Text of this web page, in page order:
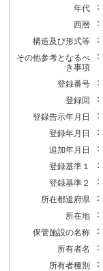
年代
：
西暦
：
構造及び形式等
：
その他参考となるべ
き事項
：
登録番号 ：
登録回
：
登録告示年月日
：
登録年月日
：
追加年月日
：
登録基準１ ：
登録基準２
：
所在都道府県 ：
所在地
：
保管施設の名称
：
所有者名 ：
所有者種別
：